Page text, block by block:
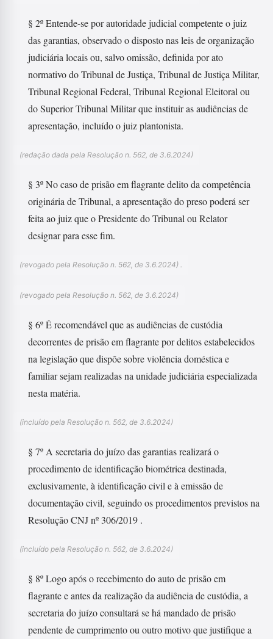
§ 2º Entende-se por autoridade judicial competente o juiz
das garantias, observado o disposto nas leis de organização
judiciária locais ou, salvo omissão, definida por ato
normativo do Tribunal de Justiça, Tribunal de Justiça Militar,
Tribunal Regional Federal, Tribunal Regional Eleitoral ou
do Superior Tribunal Militar que instituir as audiências de
apresentação, incluído o juiz plantonista.
(redação dada pela Resolução n. 562, de 3.6.2024)
§ 3º No caso de prisão em flagrante delito da competência
originária de Tribunal, a apresentação do preso poderá ser
feita ao juiz que o Presidente do Tribunal ou Relator
designar para esse fim.
(revogado pela Resolução n. 562, de 3.6.2024) .
(revogado pela Resolução n. 562, de 3.6.2024)
§ 6º É recomendável que as audiências de custódia
decorrentes de prisão em flagrante por delitos estabelecidos
na legislação que dispõe sobre violência doméstica e
familiar sejam realizadas na unidade judiciária especializada
nesta matéria.
(incluído pela Resolução n. 562, de 3.6.2024)
§ 7º A secretaria do juízo das garantias realizará o
procedimento de identificação biométrica destinada,
exclusivamente, à identificação civil e à emissão de
documentação civil, seguindo os procedimentos previstos na
Resolução CNJ nº 306/2019 .
(incluído pela Resolução n. 562, de 3.6.2024)
§ 8º Logo após o recebimento do auto de prisão em
flagrante e antes da realização da audiência de custódia, a
secretaria do juízo consultará se há mandado de prisão
pendente de cumprimento ou outro motivo que justifique a